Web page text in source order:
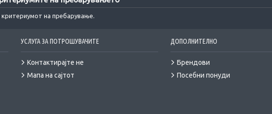
критериумот на пребарување.
УСЛУГА ЗА ПОТРОШУВАЧИТЕ
Контактирајте не
Мапа на сајтот
ДОПОЛНИТЕЛНО
Брендови
Посебни понуди